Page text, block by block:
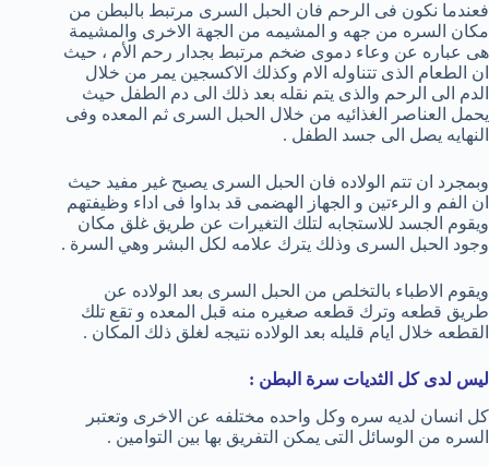
فعندما نكون فى الرحم فان الحبل السرى مرتبط بالبطن من
مكان السره من جهه و المشيمه من الجهة الاخرى والمشيمة
هى عباره عن وعاء دموى ضخم مرتبط بجدار رحم الأم ، حيث
ان الطعام الذى تتناوله الام وكذلك الاكسجين يمر من خلال
الدم الى الرحم والذى يتم نقله بعد ذلك الى دم الطفل حيث
يحمل العناصر الغذائيه من خلال الحبل السرى ثم المعده وفى
النهايه يصل الى جسد الطفل .
وبمجرد ان تتم الولاده فان الحبل السرى يصبح غير مفيد حيث
ان الفم و الرءتين و الجهاز الهضمى قد بداوا فى اداء وظيفتهم
ويقوم الجسد للاستجابه لتلك التغيرات عن طريق غلق مكان
وجود الحبل السرى وذلك يترك علامه لكل البشر وهي السرة .
ويقوم الاطباء بالتخلص من الحبل السرى بعد الولاده عن
طريق قطعه وترك قطعه صغيره منه قبل المعده و تقع تلك
القطعه خلال ايام قليله بعد الولاده نتيجه لغلق ذلك المكان .
ليس لدى كل الثديات سرة البطن :
كل انسان لديه سره وكل واحده مختلفه عن الاخرى وتعتبر
السره من الوسائل التى يمكن التفريق بها بين التوامين .